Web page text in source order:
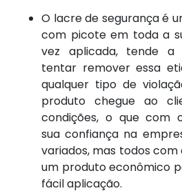
O lacre de segurança é
com picote em toda a
vez aplicada, tende a
tentar remover essa
qualquer tipo de
produto chegue ao
condições, o que com
sua confiança na
variados, mas todos com
um produto econômico
fácil aplicação.